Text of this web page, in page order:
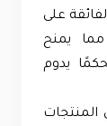
على
يمنح
يدوم
المنتجات